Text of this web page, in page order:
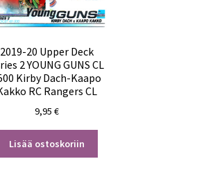
2019-20 Upper Deck
2 YOUNG GUNS CL
Kirby Dach-Kaapo
RC Rangers CL
9,95 €
Lisää ostoskoriin